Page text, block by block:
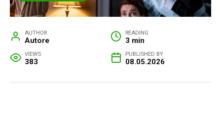
AUTHOR
Autore
READING
3 min
VIEWS
383
PUBLISHED BY
08.05.2026